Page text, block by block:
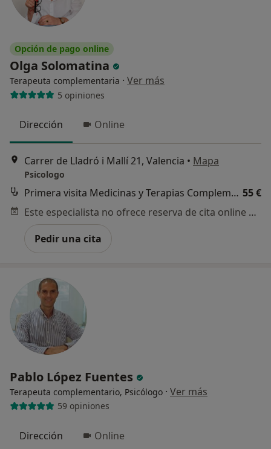
Opción de pago online
Olga Solomatina
Terapeuta complementaria · Ver más
5 opiniones
Dirección Online
Carrer de Lladró i Mallí 21, Valencia • Mapa
Psicologo
Primera visita Medicinas y Terapias Complementarias 55 €
Este especialista no ofrece reserva de cita online en esta dirección.
Pedir una cita
Pablo López Fuentes
Terapeuta complementario, Psicólogo · Ver más
59 opiniones
Dirección Online